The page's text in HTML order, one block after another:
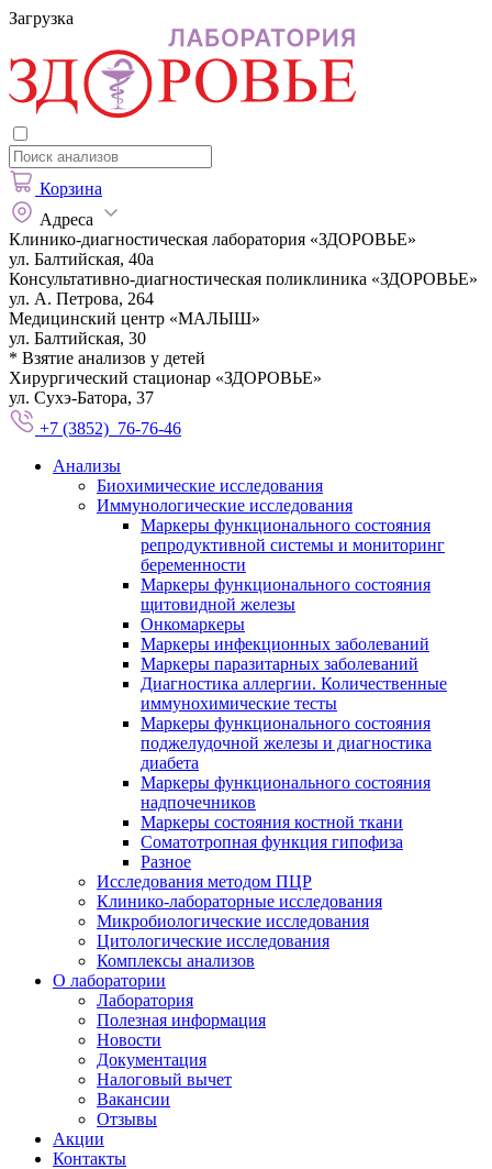
Загрузка
Корзина
Адреса
Клинико-диагностическая лаборатория «ЗДОРОВЬЕ»
ул. Балтийская, 40а
Консультативно-диагностическая поликлиника «ЗДОРОВЬЕ»
ул. А. Петрова, 264
Медицинский центр «МАЛЫШ»
ул. Балтийская, 30
* Взятие анализов у детей
Хирургический стационар «ЗДОРОВЬЕ»
ул. Сухэ-Батора, 37
+7 (3852) 76-76-46
Анализы
Биохимические исследования
Иммунологические исследования
Маркеры функционального состояния
репродуктивной системы и мониторинг
беременности
Маркеры функционального состояния
щитовидной железы
Онкомаркеры
Маркеры инфекционных заболеваний
Маркеры паразитарных заболеваний
Диагностика аллергии. Количественные
иммунохимические тесты
Маркеры функционального состояния
поджелудочной железы и диагностика
диабета
Маркеры функционального состояния
надпочечников
Маркеры состояния костной ткани
Соматотропная функция гипофиза
Разное
Исследования методом ПЦР
Клинико-лабораторные исследования
Микробиологические исследования
Цитологические исследования
Комплексы анализов
О лаборатории
Лаборатория
Полезная информация
Новости
Документация
Налоговый вычет
Вакансии
Отзывы
Акции
Контакты